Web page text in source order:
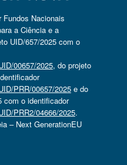
Fundos Nacionais
a Ciência e a
UID/657/2025 com o
00657/2025, do projeto
PRR/00657/2025e do
com o identificador
PRR2/04666/2025.
– Next GenerationEU